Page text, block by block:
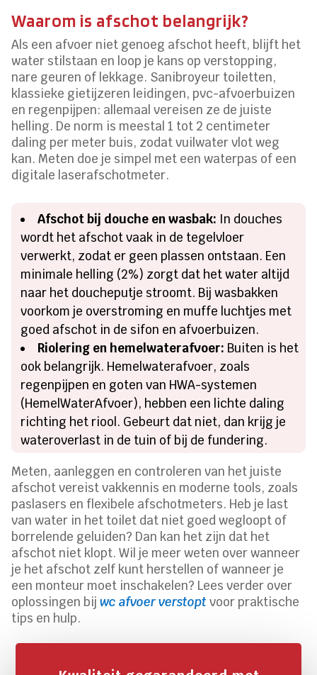
Waarom is afschot belangrijk?
Als een afvoer niet genoeg afschot heeft, blijft het
water stilstaan en loop je kans op verstopping,
nare geuren of lekkage. Sanibroyeur toiletten,
klassieke gietijzeren leidingen, pvc-afvoerbuizen
en regenpijpen: allemaal vereisen ze de juiste
helling. De norm is meestal 1 tot 2 centimeter
daling per meter buis, zodat vuilwater vlot weg
kan. Meten doe je simpel met een waterpas of een
digitale laserafschotmeter.
Afschot bij douche en wasbak: In douches
wordt het afschot vaak in de tegelvloer
verwerkt, zodat er geen plassen ontstaan. Een
minimale helling (2%) zorgt dat het water altijd
naar het doucheputje stroomt. Bij wasbakken
voorkom je overstroming en muffe luchtjes met
goed afschot in de sifon en afvoerbuizen.
Riolering en hemelwaterafvoer: Buiten is het
ook belangrijk. Hemelwaterafvoer, zoals
regenpijpen en goten van HWA-systemen
(HemelWaterAfvoer), hebben een lichte daling
richting het riool. Gebeurt dat niet, dan krijg je
wateroverlast in de tuin of bij de fundering.
Meten, aanleggen en controleren van het juiste
afschot vereist vakkennis en moderne tools, zoals
paslasers en flexibele afschotmeters. Heb je last
van water in het toilet dat niet goed wegloopt of
borrelende geluiden? Dan kan het zijn dat het
afschot niet klopt. Wil je meer weten over wanneer
je het afschot zelf kunt herstellen of wanneer je
een monteur moet inschakelen? Lees verder over
oplossingen bijwc afvoer verstopt voor praktische
tips en hulp.